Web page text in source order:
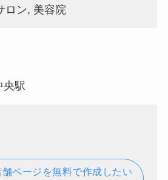
ロン, 美容院
央駅
ページを無料で作成したい